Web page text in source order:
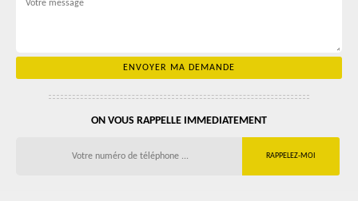
ON VOUS RAPPELLE IMMEDIATEMENT